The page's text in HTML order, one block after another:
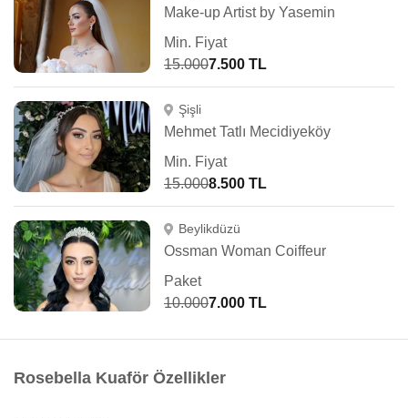
Make-up Artist by Yasemin
Min. Fiyat
15.0007.500 TL
Şişli
Mehmet Tatlı Mecidiyeköy
Min. Fiyat
15.0008.500 TL
Beylikdüzü
Ossman Woman Coiffeur
Paket
10.0007.000 TL
Rosebella Kuaför Özellikler